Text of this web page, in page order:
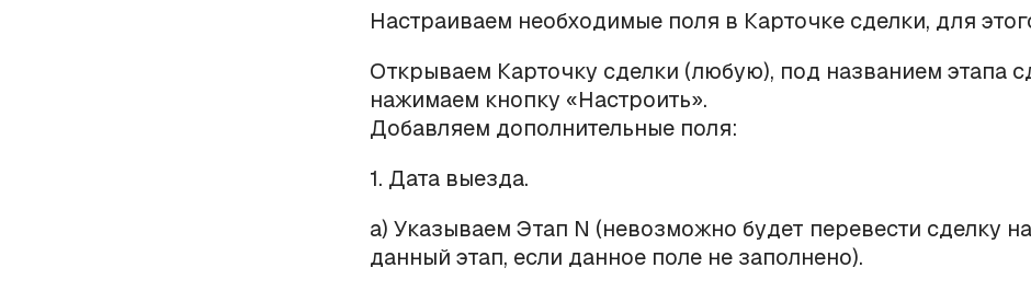
Настраиваем необходимые поля в Карточке сделки, для
Открываем Карточку сделки (любую), под названием этапа
нажимаем кнопку «Настроить».
Добавляем дополнительные поля:
1. Дата выезда.
а) Указываем Этап N (невозможно будет перевести сделку на
данный этап, если данное поле не заполнено).